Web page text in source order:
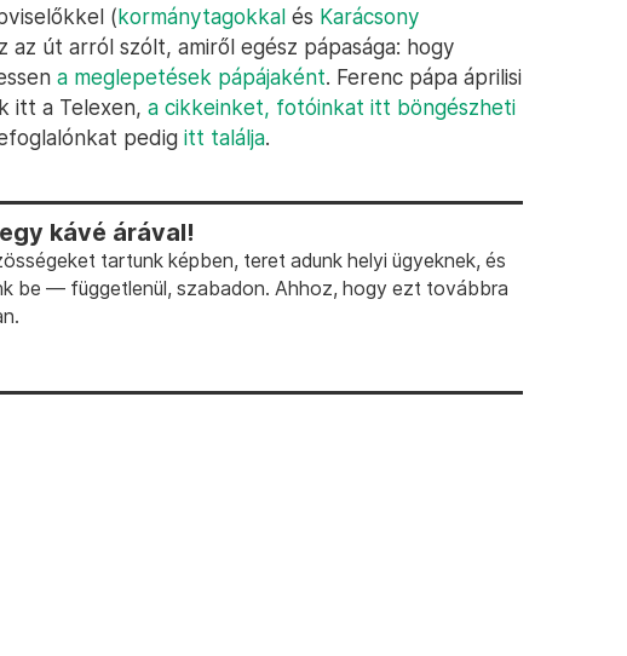
(kormánytagokkal és Karácsony
az út arról szólt, amiről egész pápasága: hogy
a meglepetések pápájaként. Ferenc pápa áprilisi
itt a Telexen, a cikkeinket, fotóinkat itt böngészheti
pedig itt találja.
kávé árával!
tartunk képben, teret adunk helyi ügyeknek, és
be — függetlenül, szabadon. Ahhoz, hogy ezt továbbra